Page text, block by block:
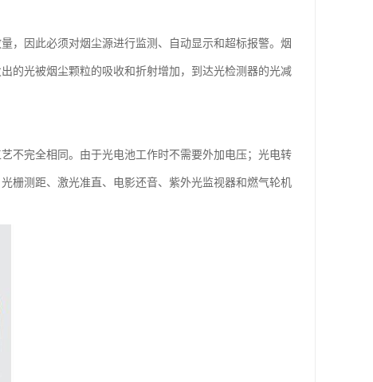
，因此必须对烟尘源进行监测、自动显示和超标报警。烟
的光被烟尘颗粒的吸收和折射增加，到达光检测器的光减
不完全相同。由于光电池工作时不需要外加电压；光电转
栅测距、激光准直、电影还音、紫外光监视器和燃气轮机